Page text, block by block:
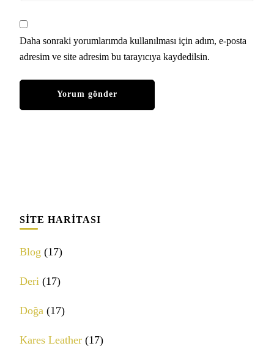
Daha sonraki yorumlarımda kullanılması için adım, e-posta
adresim ve site adresim bu tarayıcıya kaydedilsin.
SITE HARITASI
Blog (17)
Deri (17)
Doğa (17)
Kares Leather (17)